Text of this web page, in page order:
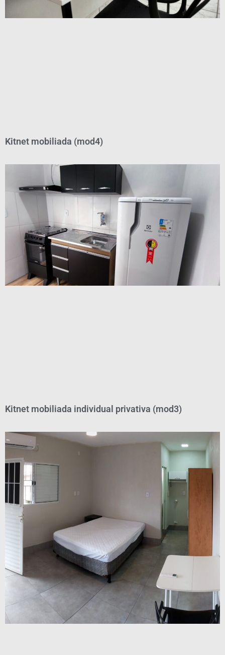
Kitnet mobiliada (mod4)
Kitnet mobiliada individual privativa (mod3)